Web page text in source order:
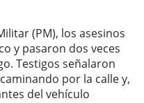
(PM), los asesinos
y pasaron dos veces
Testigos señalaron
por la calle y,
del vehículo